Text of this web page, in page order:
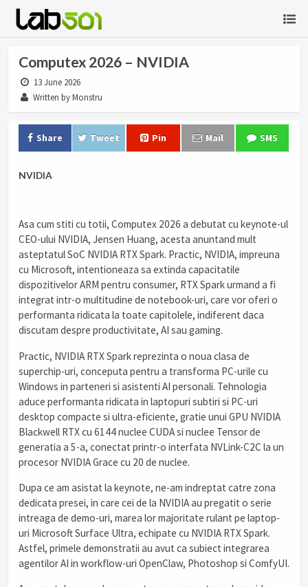
Computex 2026 – NVIDIA
13 June 2026
Written by Monstru
Share Tweet Pin Mail SMS
NVIDIA
Asa cum stiti cu totii, Computex 2026 a debutat cu keynote-ul
CEO-ului NVIDIA, Jensen Huang, acesta anuntand mult
asteptatul SoC NVIDIA RTX Spark. Practic, NVIDIA, impreuna
cu Microsoft, intentioneaza sa extinda capacitatile
dispozitivelor ARM pentru consumer, RTX Spark urmand a fi
integrat intr-o multitudine de notebook-uri, care vor oferi o
performanta ridicata la toate capitolele, indiferent daca
discutam despre productivitate, AI sau gaming.
Practic, NVIDIA RTX Spark reprezinta o noua clasa de
superchip-uri, conceputa pentru a transforma PC-urile cu
Windows in parteneri si asistenti AI personali. Tehnologia
aduce performanta ridicata in laptopuri subtiri si PC-uri
desktop compacte si ultra-eficiente, gratie unui GPU NVIDIA
Blackwell RTX cu 6144 nuclee CUDA si nuclee Tensor de
generatia a 5-a, conectat printr-o interfata NVLink-C2C la un
procesor NVIDIA Grace cu 20 de nuclee.
Dupa ce am asistat la keynote, ne-am indreptat catre zona
dedicata presei, in care cei de la NVIDIA au pregatit o serie
intreaga de demo-uri, marea lor majoritate rulant pe laptop-
uri Microsoft Surface Ultra, echipate cu NVIDIA RTX Spark.
Astfel, primele demonstratii au avut ca subiect integrarea
agentilor AI in workflow-uri OpenClaw, Photoshop si ComfyUI.